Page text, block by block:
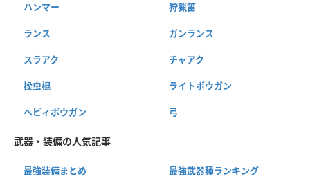
ハンマー 狩猟笛
ランス ガンランス
スラアク チャアク
操虫棍 ライトボウガン
ヘビィボウガン 弓
武器・装備の人気記事
最強装備まとめ 最強武器種ランキング